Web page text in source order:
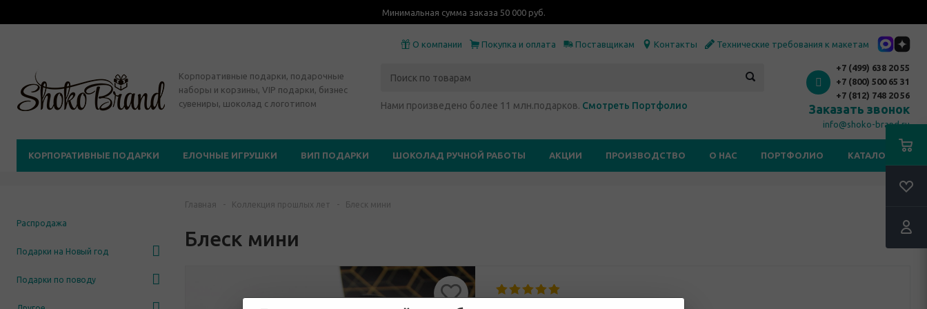
Минимальная сумма заказа 50 000 руб.
О компании Покупка и оплата Поставщикам Контакты Технические требования к макетам
Корпоративные подарки, подарочные
наборы и корзины, VIP подарки, бизнес
сувениры, шоколад с логотипом
Нами произведено более 11 млн.подарков. Смотреть Портфолио
+7 (499) 638 20 55
+7 (800) 500 65 31
+7 (812) 748 20 56
Заказать звонок
info@shoko-brand.ru
КОРПОРАТИВНЫЕ ПОДАРКИ ЕЛОЧНЫЕ ИГРУШКИ ВИП ПОДАРКИ ШОКОЛАД РУЧНОЙ РАБОТЫ АКЦИИ ПРОИЗВОДСТВО О НАС ПОРТФОЛИО КАТАЛОГИ
Распродажа
Подарки на Новый год
Подарки по поводу
Главная - Коллекция прошлых лет - Блеск мини
Блеск мини